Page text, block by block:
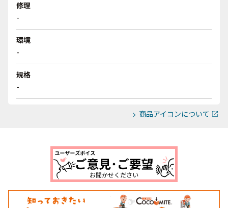
修理
-
環境
-
規格
-
商品アイコンについて